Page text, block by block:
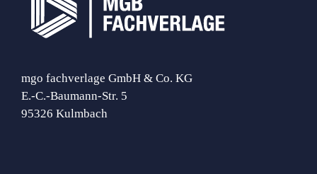
mgo fachverlage GmbH & Co. KG
E.-C.-Baumann-Str. 5
95326 Kulmbach